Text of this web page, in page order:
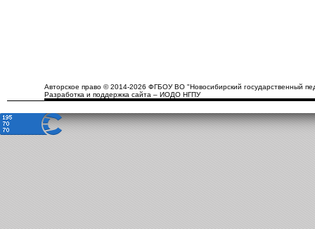
Авторское право © 2014-2026 ФГБОУ ВО "Новосибирский государственный
Разработка и поддержка сайта – ИОДО НГПУ